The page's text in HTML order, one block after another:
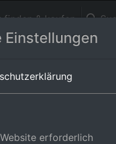
& kaufen
Einstellungen
erforderlich